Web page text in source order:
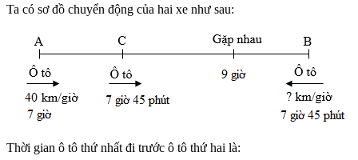
Ta có sơ đồ chuyển động của hai xe như sau:
Thời gian ô tô thứ nhất đi trước ô tô thứ hai là: